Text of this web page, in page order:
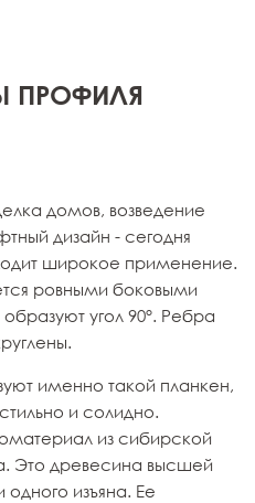
ПРОФИЛЯ
домов, возведение
дизайн - сегодня
широкое применение.
ровными боковыми
угол 90°. Ребра
именно такой планкен,
и солидно.
из сибирской
Это древесина высшей
изъяна. Ее